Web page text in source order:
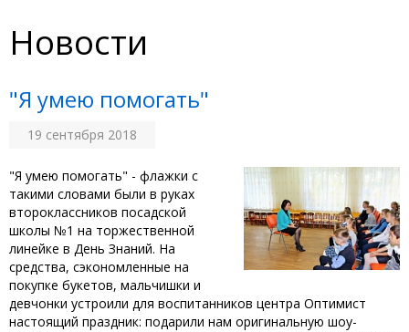
Новости
"Я умею помогать"
19 сентября 2018
"Я умею помогать" - флажки с
такими словами были в руках
второклассников посадской
школы №1 на торжественной
линейке в День Знаний. На
средства, сэкономленные на
покупке букетов, мальчишки и
девчонки устроили для воспитанников центра Оптимист
настоящий праздник: подарили нам оригинальную шоу-